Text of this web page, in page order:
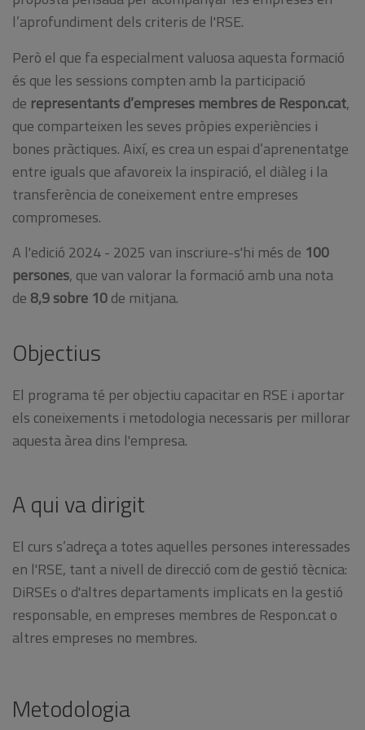
l’aprofundiment dels criteris de l'RSE.
Però el que fa especialment valuosa aquesta formació
és que les sessions compten amb la participació
de representants d’empreses membres de Respon.cat,
que comparteixen les seves pròpies experiències i
bones pràctiques. Així, es crea un espai d’aprenentatge
entre iguals que afavoreix la inspiració, el diàleg i la
transferència de coneixement entre empreses
compromeses.
A l'edició 2024 - 2025 van inscriure-s'hi més de 100
persones, que van valorar la formació amb una nota
de 8,9 sobre 10de mitjana.
Objectius
El programa té per objectiu capacitar en RSE i aportar
els coneixements i metodologia necessaris per millorar
aquesta àrea dins l'empresa.
A qui va dirigit
El curs s’adreça a totes aquelles persones interessades
en l'RSE, tant a nivell de direcció com de gestió tècnica:
DiRSEs o d'altres departaments implicats en la gestió
responsable, en empreses membres de Respon.cat o
altres empreses no membres.
Metodologia